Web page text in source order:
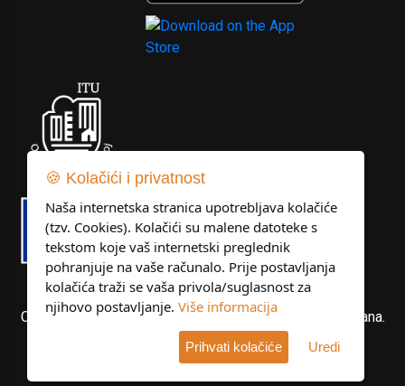
Copyright © Libertas Dubrovnik d.o.o. Sva prava pridržana.
Developed by KlikIT
🍪 Kolačići i privatnost
Naša internetska stranica upotrebljava kolačiće
(tzv. Cookies). Kolačići su malene datoteke s
tekstom koje vaš internetski preglednik
pohranjuje na vaše računalo. Prije postavljanja
kolačića traži se vaša privola/suglasnost za
njihovo postavljanje. Više informacija
Prihvati kolačiće Uredi